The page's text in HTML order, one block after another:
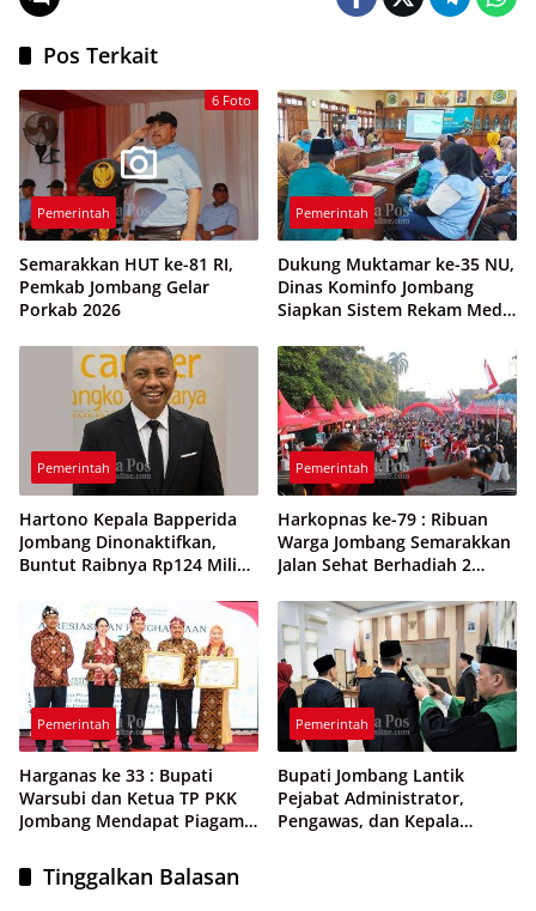
Pos Terkait
6 Foto
Pemerintah
Semarakkan HUT ke-81 RI,
Pemkab Jombang Gelar
Porkab 2026
Pemerintah
Dukung Muktamar ke-35 NU,
Dinas Kominfo Jombang
Siapkan Sistem Rekam Medis
Pemerintah
Hartono Kepala Bapperida
Jombang Dinonaktifkan,
Buntut Raibnya Rp124 Miliar
Pemerintah
Harkopnas ke-79 : Ribuan
Warga Jombang Semarakkan
Jalan Sehat Berhadiah 2
Pemerintah
Harganas ke 33 : Bupati
Warsubi dan Ketua TP PKK
Jombang Mendapat Piagam
Pemerintah
Bupati Jombang Lantik
Pejabat Administrator,
Pengawas, dan Kepala
Tinggalkan Balasan